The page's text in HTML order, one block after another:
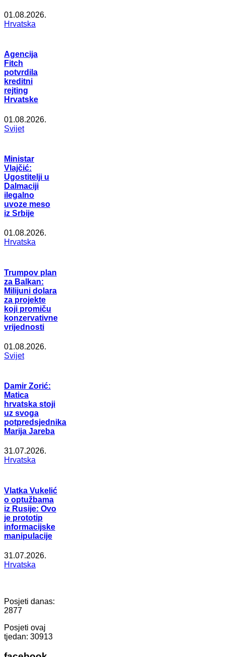
01.08.2026.
Hrvatska
Agencija
Fitch
potvrdila
kreditni
rejting
Hrvatske
01.08.2026.
Svijet
Ministar
Vlajčić:
Ugostitelji u
Dalmaciji
ilegalno
uvoze meso
iz Srbije
01.08.2026.
Hrvatska
Trumpov plan
za Balkan:
Milijuni dolara
za projekte
koji promiču
konzervativne
vrijednosti
01.08.2026.
Svijet
Damir Zorić:
Matica
hrvatska stoji
uz svoga
potpredsjednika
Marija Jareba
31.07.2026.
Hrvatska
Vlatka Vukelić
o optužbama
iz Rusije: Ovo
je prototip
informacijske
manipulacije
31.07.2026.
Hrvatska
Posjeti danas:
2877
Posjeti ovaj
tjedan: 30913